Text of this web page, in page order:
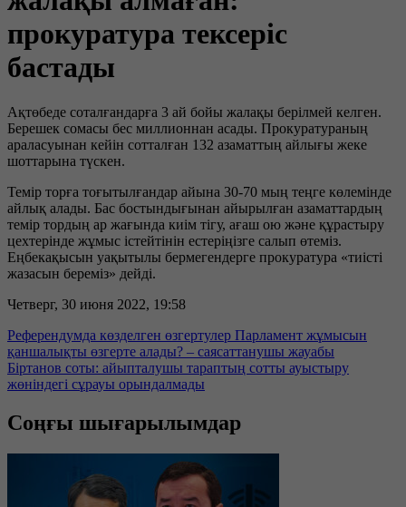
прокуратура тексеріс
бастады
Ақтөбеде соталғандарға 3 ай бойы жалақы берілмей келген.
Берешек сомасы бес миллионнан асады. Прокуратураның
араласуынан кейін сотталған 132 азаматтың айлығы жеке
шоттарына түскен.
Темір торға тоғытылғандар айына 30-70 мың теңге көлемінде
айлық алады. Бас бостындығынан айырылған азаматтардың
темір тордың ар жағында киім тігу, ағаш ою және құрастыру
цехтерінде жұмыс істейтінін естеріңізге салып өтеміз.
Еңбекақысын уақытылы бермегендерге прокуратура «тиісті
жазасын береміз» дейді.
Четверг, 30 июня 2022, 19:58
Референдумда көзделген өзгертулер Парламент жұмысын
қаншалықты өзгерте алады? – саясаттанушы жауабы
Біртанов соты: айыпталушы тараптың сотты ауыстыру
жөніндегі сұрауы орындалмады
Соңғы шығарылымдар